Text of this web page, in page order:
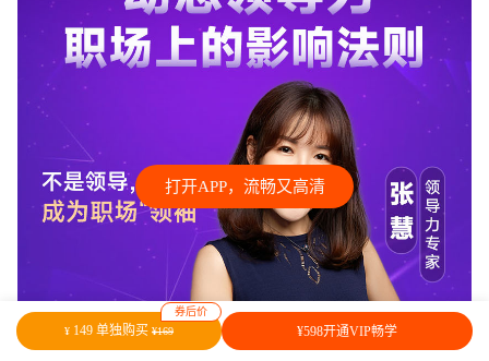
¥ 149 单独购买 ¥169
券后价
¥598开通VIP畅学
打开APP，流畅又高清